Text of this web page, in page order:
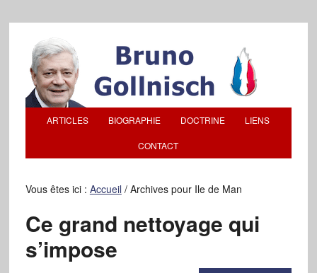
ARTICLES BIOGRAPHIE DOCTRINE LIENS
CONTACT
Vous êtes ici : Accueil /Archives pour Ile de Man
Ce grand nettoyage qui
s’impose